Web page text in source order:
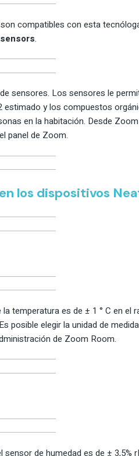
compatibles con esta
.
sensores. Los sensores le
estimado y los compuestos
en la habitación. Desde
panel de Zoom.
los dispositivos
temperatura es de ± 1 ° C en el
posible elegir la unidad de
de Zoom Room.
de humedad es de ± 3,5%